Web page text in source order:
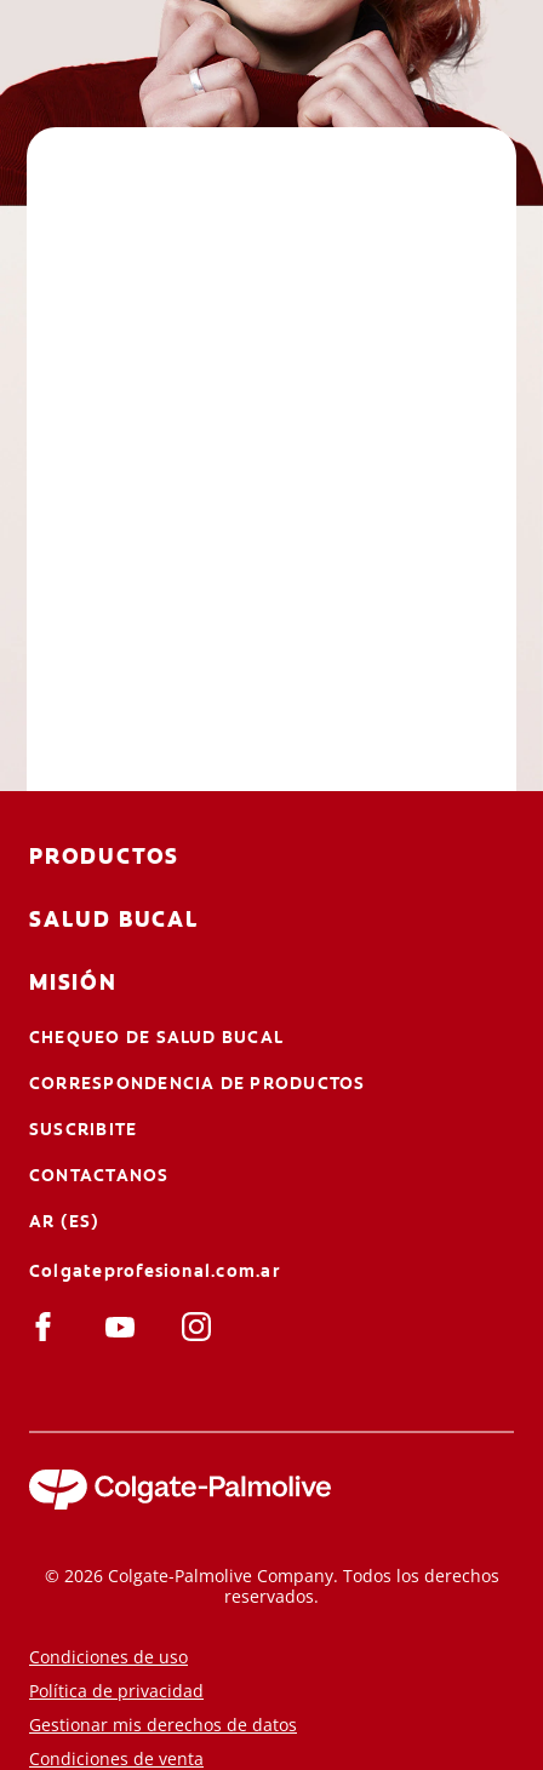
PRODUCTOS
SALUD BUCAL
MISIÓN
CHEQUEO DE SALUD BUCAL
CORRESPONDENCIA DE PRODUCTOS
SUSCRIBITE
CONTACTANOS
AR (ES)
Colgateprofesional.com.ar
© 2026 Colgate-Palmolive Company. Todos los derechos
reservados.
Condiciones de uso
Política de privacidad
Gestionar mis derechos de datos
Condiciones de venta